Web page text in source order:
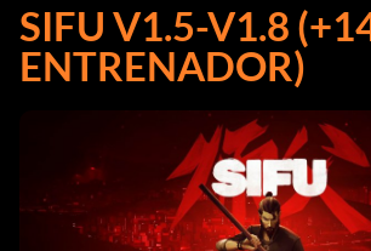
SIFU V1.5-V1.8
ENTRENADOR)